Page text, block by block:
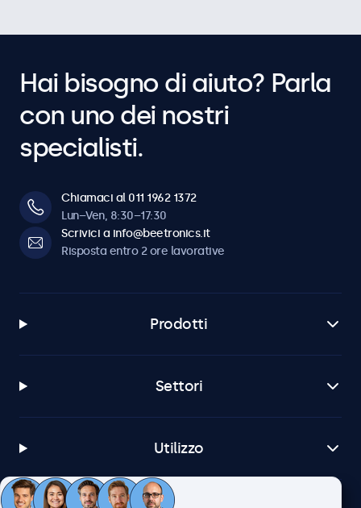
Hai bisogno di aiuto? Parla
con uno dei nostri
specialisti.
Chiamaci al 011 1962 1372
Lun–Ven, 8:30–17:30
Scrivici a info@beetronics.it
Risposta entro 2 ore lavorative
Prodotti
Settori
Utilizzo